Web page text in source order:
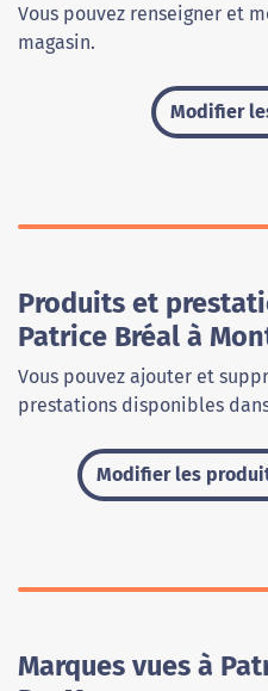
Vous pouvez renseigner et
magasin.
Modifier
Produits et
Patrice Bréal à
Vous pouvez ajouter et
prestations disponibles
Modifier les
Marques vues à